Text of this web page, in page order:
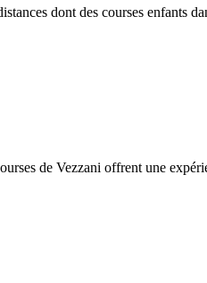
dont des courses enfants
de Vezzani offrent une